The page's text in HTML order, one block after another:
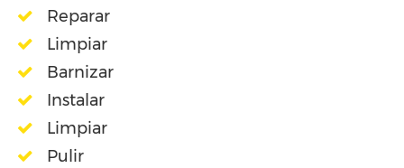
Reparar
Limpiar
Barnizar
Instalar
Limpiar
Pulir